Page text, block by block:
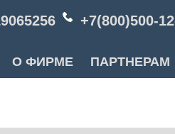
+7(800)500-
О ФИРМЕ ПАРТНЕРАМ